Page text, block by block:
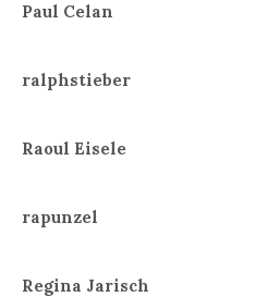
Paul Celan
ralphstieber
Raoul Eisele
rapunzel
Regina Jarisch